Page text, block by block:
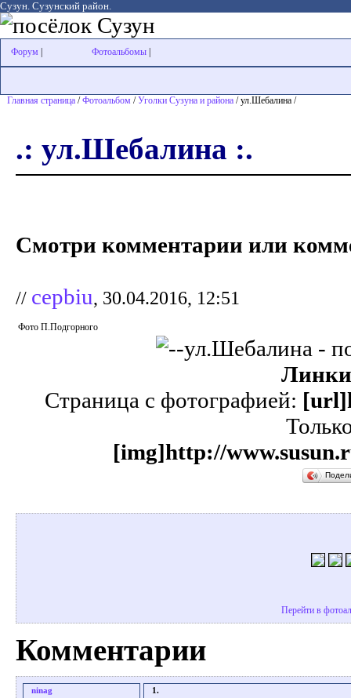
Сузун. Сузунский район.
Форум Фотоальбомы
Главная страница /Фотоальбом /Уголки Сузуна и района / ул.Шебалина /
.: ул.Шебалина :.
Смотри комментарии или
// cepbiu, 30.04.2016, 12:51
Фото П.Подгорного
Страница с фотографией:
[img]http://
Перейти в
Комментарии
ninag
1.